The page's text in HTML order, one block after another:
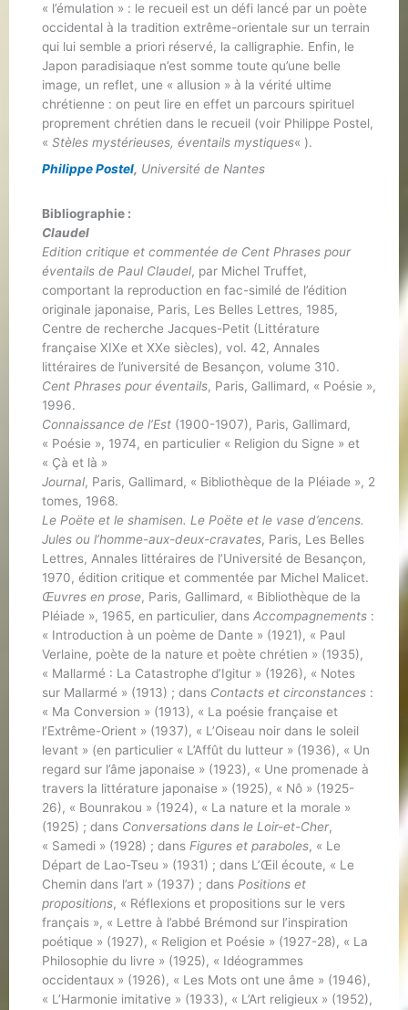
« l’émulation » : le recueil est un défi lancé par un poète
occidental à la tradition extrême-orientale sur un terrain
qui lui semble a priori réservé, la calligraphie. Enfin, le
Japon paradisiaque n’est somme toute qu’une belle
image, un reflet, une « allusion » à la vérité ultime
chrétienne : on peut lire en effet un parcours spirituel
proprement chrétien dans le recueil (voir Philippe Postel,
« Stèles mystérieuses, éventails mystiques« ).
Philippe Postel, Université de Nantes
Bibliographie:
Claudel
Edition critique et commentée de Cent Phrases pour
éventails de Paul Claudel, par Michel Truffet,
comportant la reproduction en fac-similé de l’édition
originale japonaise, Paris, Les Belles Lettres, 1985,
Centre de recherche Jacques-Petit (Littérature
française XIXe et XXe siècles), vol. 42, Annales
littéraires de l’université de Besançon, volume 310.
Cent Phrases pour éventails, Paris, Gallimard, « Poésie »,
1996.
Connaissance de l’Est(1900-1907), Paris, Gallimard,
« Poésie », 1974, en particulier « Religion du Signe » et
« Çà et là »
Journal, Paris, Gallimard, « Bibliothèque de la Pléiade », 2
tomes, 1968.
Le Poëte et le shamisen. Le Poëte et le vase d’encens.
Jules ou l’homme-aux-deux-cravates, Paris, Les Belles
Lettres, Annales littéraires de l’Université de Besançon,
1970, édition critique et commentée par Michel Malicet.
Œuvres en prose, Paris, Gallimard, « Bibliothèque de la
Pléiade », 1965, en particulier, dans Accompagnements:
« Introduction à un poème de Dante » (1921), « Paul
Verlaine, poète de la nature et poète chrétien » (1935),
« Mallarmé : La Catastrophe d’Igitur » (1926), « Notes
sur Mallarmé » (1913) ; dans Contacts et circonstances:
« Ma Conversion » (1913), « La poésie française et
l’Extrême-Orient » (1937), « L’Oiseau noir dans le soleil
levant » (en particulier « L’Affût du lutteur » (1936), « Un
regard sur l’âme japonaise » (1923), « Une promenade à
travers la littérature japonaise » (1925), « Nô » (1925-
26), « Bounrakou » (1924), « La nature et la morale »
(1925) ; dans Conversations dans le Loir-et-Cher,
« Samedi » (1928) ; dans Figures et paraboles, « Le
Départ de Lao-Tseu » (1931) ; dans L’Œil écoute, « Le
Chemin dans l’art » (1937) ; dansPositions et
propositions, « Réflexions et propositions sur le vers
français », « Lettre à l’abbé Brémond sur l’inspiration
poétique » (1927), « Religion et Poésie » (1927-28), « La
Philosophie du livre » (1925), « Idéogrammes
occidentaux » (1926), « Les Mots ont une âme » (1946),
« L’Harmonie imitative » (1933), « L’Art religieux » (1952),